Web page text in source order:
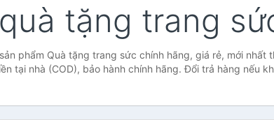
quà tặng trang
phẩm Quà tặng trang sức chính hãng, giá rẻ, mới nhất
tại nhà (COD), bảo hành chính hãng. Đổi trả hàng nếu